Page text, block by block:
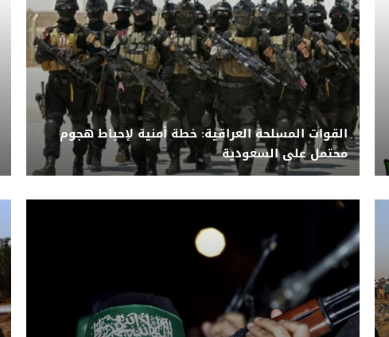
القوات المسلحة العراقية: خطة أمنية لإحباط هجوم
محتمل على السعودية